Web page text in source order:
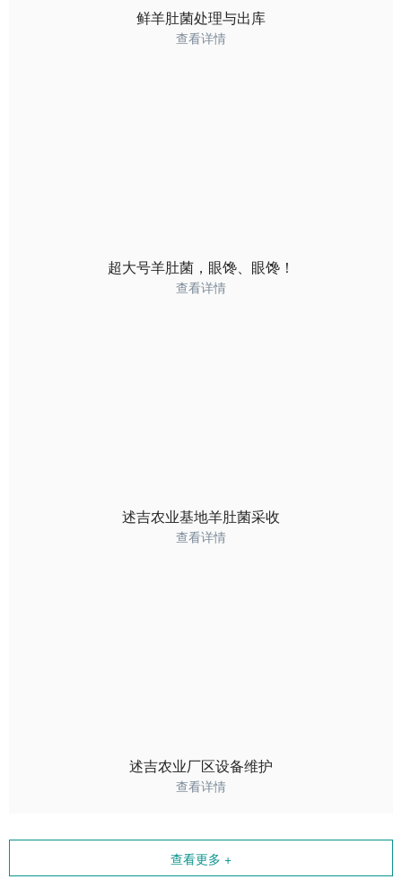
鲜羊肚菌处理与出库
查看详情
超大号羊肚菌，眼馋、眼馋！
查看详情
述吉农业基地羊肚菌采收
查看详情
述吉农业厂区设备维护
查看详情
查看更多 +